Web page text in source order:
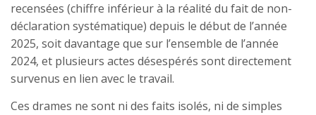
recensées (chiffre inférieur à la réalité du fait de non-
déclaration systématique) depuis le début de l’année
2025, soit davantage que sur l’ensemble de l’année
2024, et plusieurs actes désespérés sont directement
survenus en lien avec le travail.​
Ces drames ne sont ni des faits isolés, ni de simples